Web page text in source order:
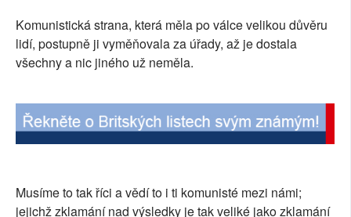
Komunistická strana, která měla po válce velikou důvěru
lidí, postupně ji vyměňovala za úřady, až je dostala
všechny a nic jiného už neměla.
Musíme to tak říci a vědí to i ti komunisté mezi námi;
jejichž zklamání nad výsledky je tak veliké jako zklamání